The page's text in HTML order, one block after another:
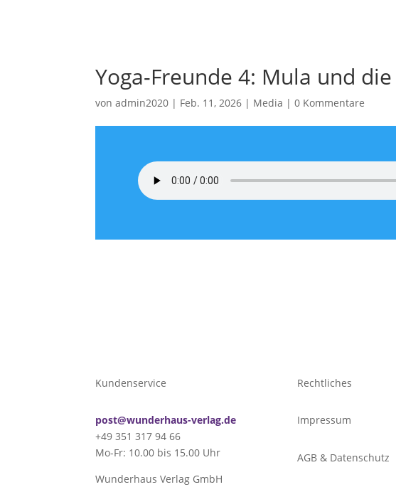
Yoga-Freunde 4: Mula und
vonadmin2020 | Feb. 11, 2026 | Media |0 Kommentare
Kundenservice
post@wunderhaus-verlag.de
+49 351 317 94 66
Mo-Fr: 10.00 bis 15.00 Uhr
Wunderhaus Verlag GmbH
Rechtliches
Impressum
AGB & Datenschutz